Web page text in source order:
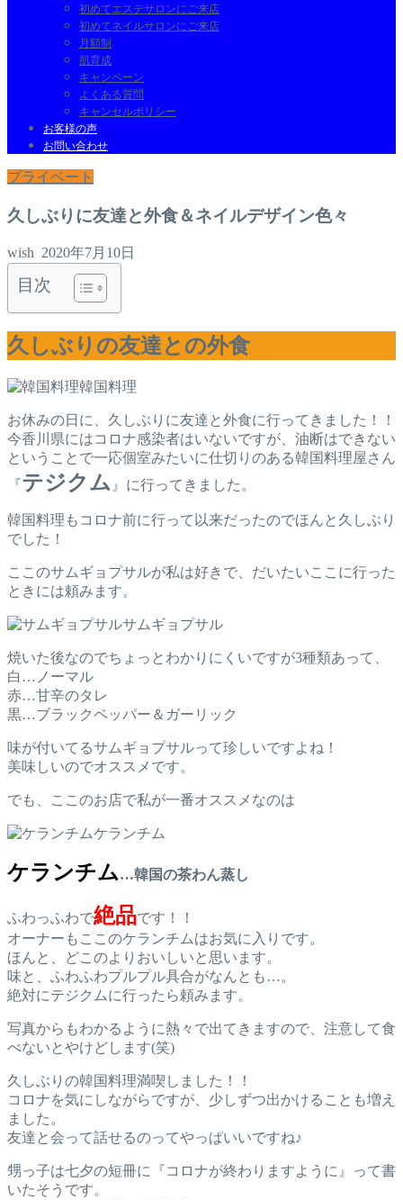
初めてエステサロンにご来店
初めてネイルサロンにご来店
月額制
肌育成
キャンペーン
よくある質問
キャンセルポリシー
お客様の声
お問い合わせ
プライベート
久しぶりに友達と外食＆ネイルデザイン色々
wish 2020年7月10日
目次
久しぶりの友達との外食
韓国料理
お休みの日に、久しぶりに友達と外食に行ってきました！！
今香川県にはコロナ感染者はいないですが、油断はできない
ということで一応個室みたいに仕切りのある韓国料理屋さん
『テジクム 』に行ってきました。
韓国料理もコロナ前に行って以来だったのでほんと久しぶり
でした！
ここのサムギョプサルが私は好きで、だいたいここに行った
ときには頼みます。
サムギョプサル
焼いた後なのでちょっとわかりにくいですが3種類あって、
白…ノーマル
赤…甘辛のタレ
黒…ブラックペッパー＆ガーリック
味が付いてるサムギョプサルって珍しいですよね！
美味しいのでオススメです。
でも、ここのお店で私が一番オススメなのは
ケランチム
ケランチム…韓国の茶わん蒸し
ふわっふわで絶品です！！
オーナーもここのケランチムはお気に入りです。
ほんと、どこのよりおいしいと思います。
味と、ふわふわプルプル具合がなんとも…。
絶対にテジクムに行ったら頼みます。
写真からもわかるように熱々で出てきますので、注意して食
べないとやけどします(笑)
久しぶりの韓国料理満喫しました！！
コロナを気にしながらですが、少しずつ出かけることも増え
ました。
友達と会って話せるのってやっぱいいですね♪
甥っ子は七夕の短冊に『コロナが終わりますように』って書
いたそうです。